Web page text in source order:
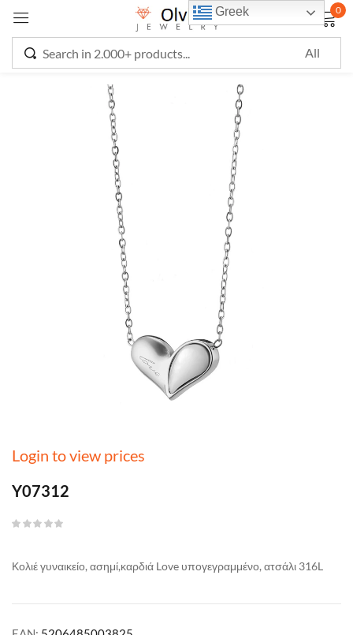
0
Login to view prices
Y07312
Κολιέ γυναικείο, ασημί,καρδιά Love υπογεγραμμένο, ατσάλι 316L
Greek
Sign in
Remember me Lost password?
CREATE AN ACCOUNT